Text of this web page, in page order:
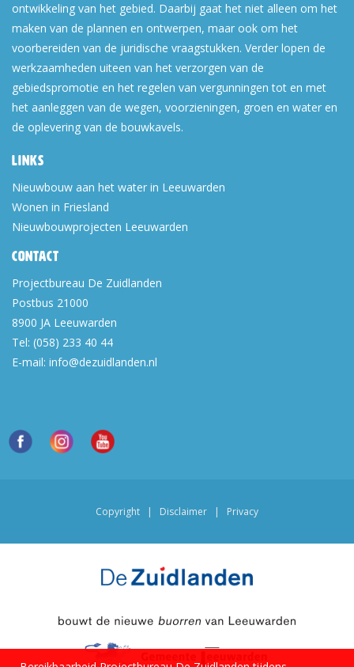
ontwikkeling van het gebied. Daarbij gaat het niet alleen om het
maken van de plannen en ontwerpen, maar ook om het
voorbereiden van de juridische vraagstukken. Verder lopen de
werkzaamheden uiteen van het verzorgen van de
gebiedspromotie en het regelen van vergunningen tot en met
het aanleggen van de wegen, voorzieningen, groen en water en
de oplevering van de bouwkavels.
Links
Nieuwbouw aan het water in Leeuwarden
Wonen in Friesland
Nieuwbouwprojecten Leeuwarden
Contact
Projectbureau De Zuidlanden
Postbus 21000
8900 JA Leeuwarden
Tel: (058) 233 40 44
E-mail: info@dezuidlanden.nl
Copyright | Disclaimer | Privacy